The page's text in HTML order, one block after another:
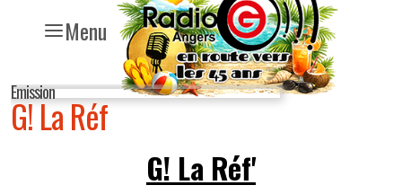
Menu
Emission
G! La Réf
G! La Réf'